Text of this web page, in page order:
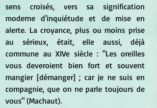
sens croisés, vers sa signification
moderne d'inquiétude et de mise en
alerte. La croyance, plus ou moins prise
au sérieux, était, elle aussi, déjà
commune au XIVe siècle : "Les oreilles
vous deveroient bien fort et souvent
mangier [démanger] ; car je ne suis en
compagnie, que on ne parle toujours de
vous" (Machaut).